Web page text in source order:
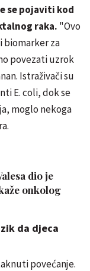
se pojaviti kod
raka. "Ovo
biomarker za
povezati uzrok
Istraživači su
E. coli, dok se
moglo nekoga
dio je
onkolog
da djeca
povećanje.